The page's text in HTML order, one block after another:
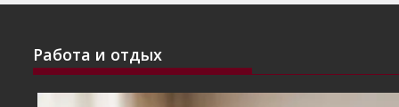
Работа и отдых